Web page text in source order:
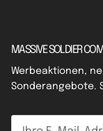
MASSIVE SOLDIER
Werbeaktionen,
Sonderangebote.